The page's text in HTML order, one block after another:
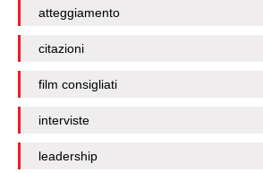
atteggiamento
citazioni
film consigliati
interviste
leadership